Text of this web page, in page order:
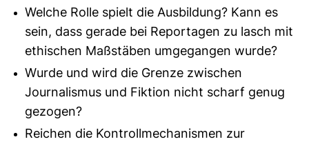
Welche Rolle spielt die Ausbildung? Kann es
sein, dass gerade bei Reportagen zu lasch mit
ethischen Maßstäben umgegangen wurde?
Wurde und wird die Grenze zwischen
Journalismus und Fiktion nicht scharf genug
gezogen?
Reichen die Kontrollmechanismen zur